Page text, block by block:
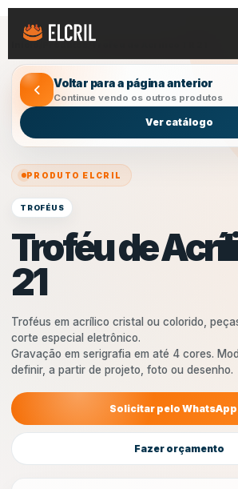
Produtos /Troféu de Acrílico TR 21
Voltar para a página anterior
Continue vendo os outros produtos
Ver catálogo
PRODUTO ELCRIL
TROFÉUS
Troféu de
21
Troféus em acrílico cristal ou colorido,
corte especial eletrônico.
Gravação em serigrafia em até 4 cores.
definir, a partir de projeto, foto ou desenho.
Solicitar pelo WhatsApp
Fazer orçamento